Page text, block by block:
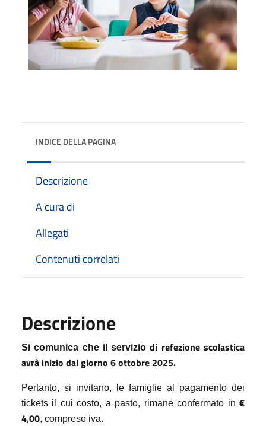
INDICE DELLA PAGINA
Descrizione
A cura di
Allegati
Contenuti correlati
Descrizione
Si comunica che il servizio di refezione scolastica
avrà inizio dal giorno 6 ottobre 2025.
Pertanto, si invitano, le famiglie al pagamento dei
tickets il cui costo, a pasto, rimane confermato in €
4,00, compreso iva.